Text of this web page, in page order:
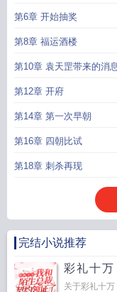
第6章 开始抽奖
第8章 福运酒楼
第10章 袁天罡带来的消
第12章 开府
第14章 第一次早朝
第16章 四朝比试
第18章 刺杀再现
完结小说推荐
彩礼十
关于彩礼十